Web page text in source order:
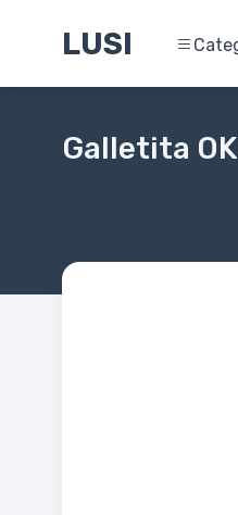
LUSI
Galletita